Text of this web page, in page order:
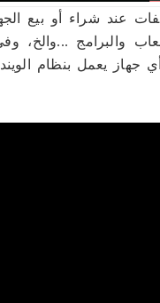
عند شراء أو بيع
والبرامج
يعمل بنظام